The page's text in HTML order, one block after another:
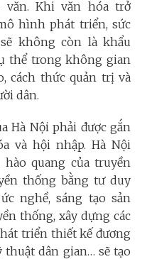
Khi văn hóa trở
hình phát triển, sức
không còn là khẩu
thể trong không gian
cách thức quản trị và
dân.
Hà Nội phải được gắn
và hội nhập. Hà Nội
quang của truyền
thống bằng tư duy
nghề, sáng tạo sản
thống, xây dựng các
triển thiết kế đương
dân gian… sẽ tạo